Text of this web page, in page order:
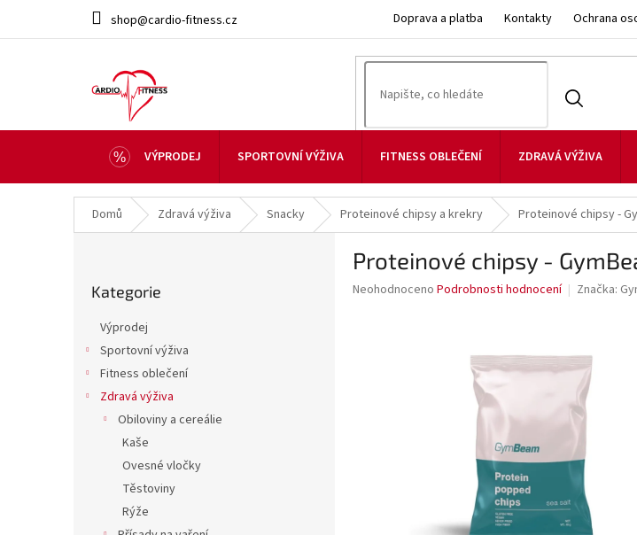
obsah
shop@cardio-fitness.cz Doprava a platba Kontakty Ochrana
VÝPRODEJ SPORTOVNÍ VÝŽIVA FITNESS OBLEČENÍ ZDRAVÁ VÝŽIVA
Domů Zdravá výživa Snacky Proteinové chipsy a krekry Proteinové chipsy -
kategorie
Kategorie
Výprodej
Sportovní výživa
Fitness oblečení
Zdravá výživa
Obiloviny a cereálie
Kaše
Ovesné vločky
Těstoviny
Rýže
Proteinové chipsy -
Průměrné
Neohodnoceno Podrobnosti hodnocení Značka: